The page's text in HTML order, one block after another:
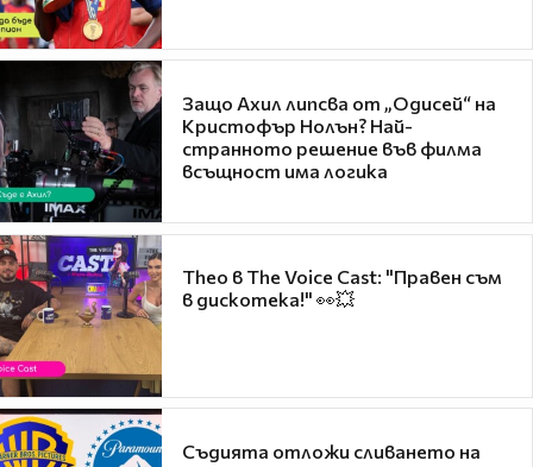
Защо Ахил липсва от „Одисей“ на
Кристофър Нолън? Най-
странното решение във филма
всъщност има логика
Theo в The Voice Cast: "Правен съм
в дискотека!" 👀💥
Съдията отложи сливането на